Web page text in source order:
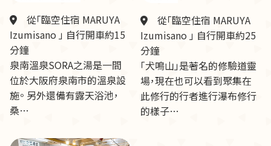
從「臨空住宿 MARUYA
Izumisano 」 自行開車約15
分鐘
泉南溫泉SORA之湯是一間
位於大阪府泉南市的溫泉設
施。 另外還備有露天浴池，
桑…
從「臨空住宿 MARUYA
Izumisano 」 自行開車約25
分鐘
「犬鳴山」是著名的修驗道靈
場，現在也可以看到聚集在
此修行的行者進行瀑布修行
的樣子…